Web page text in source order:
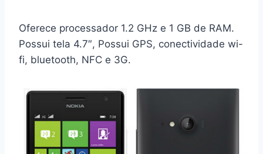
Oferece processador 1.2 GHz e 1 GB de RAM.
Possui tela 4.7″, Possui GPS, conectividade wi-
fi, bluetooth, NFC e 3G.